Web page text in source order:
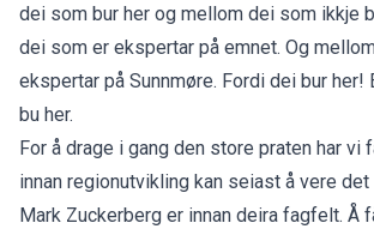
dei som bur her og mellom dei som ikkje
dei som er ekspertar på emnet. Og
ekspertar på Sunnmøre. Fordi dei bur her!
bu her.
For å drage i gang den store praten har vi
innan regionutvikling kan seiast å vere
Mark Zuckerberg er innan deira fagfelt. Å